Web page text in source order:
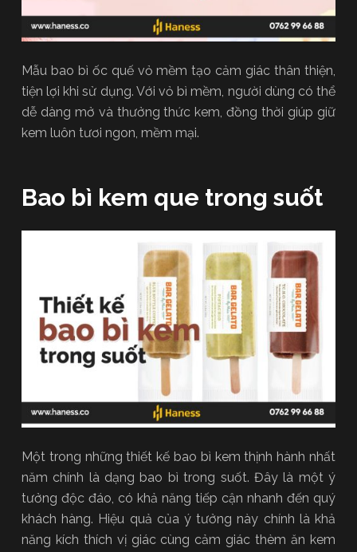
Mẫu bao bì ốc quế vỏ mềm tạo cảm giác thân thiện,
tiện lợi khi sử dụng. Với vỏ bì mềm, người dùng có thể
dễ dàng mở và thưởng thức kem, đồng thời giúp giữ
kem luôn tươi ngon, mềm mại.
Bao bì kem que trong suốt
Một trong những thiết kế bao bì kem thịnh hành nhất
năm chính là dạng bao bì trong suốt. Đây là một ý
tưởng độc đáo, có khả năng tiếp cận nhanh đến quý
khách hàng. Hiệu quả của ý tưởng này chính là khả
năng kích thích vị giác cùng cảm giác thèm ăn kem